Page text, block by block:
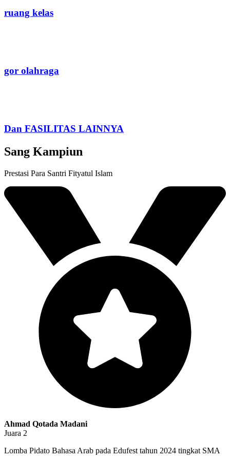
ruang kelas
gor olahraga
Dan FASILITAS LAINNYA
Sang Kampiun
Prestasi Para Santri Fityatul Islam
Ahmad Qotada Madani
Juara 2
Lomba Pidato Bahasa Arab pada Edufest tahun 2024 tingkat SMA